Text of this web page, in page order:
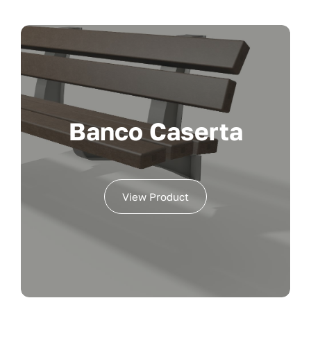
Banco Caserta
View Product